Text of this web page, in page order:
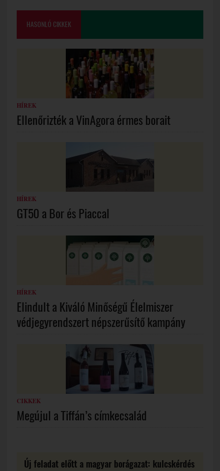
HASONLÓ CIKKEK
HÍREK
Ellenőrizték a VinAgora érmes borait
HÍREK
GT50 a Bor és Piaccal
HÍREK
Elindult a Kiváló Minőségű Élelmiszer
védjegyrendszert népszerűsítő kampány
CIKKEK
Megújul a Tiffán’s címkecsalád
Új feladat előtt a magyar borágazat: kulcskérdés